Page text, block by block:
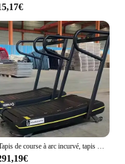
Tapis de course à arc incurvé, tapis de course sans puissance, silencieux, maison de studio d'éducation privée, salle de sport commerciale